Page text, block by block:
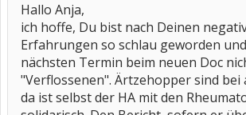
Hallo Anja,
ich hoffe, Du bist nach Deinen
Erfahrungen so schlau geworden
nächsten Termin beim neuen Doc
"Verflossenen". Ärtzehopper sind bei
da ist selbst der HA mit den